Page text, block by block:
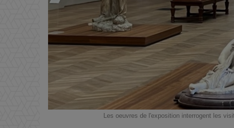
Les oeuvres de l'exposition interrogent les